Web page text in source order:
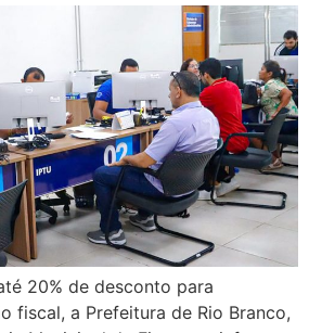
20% de desconto para
fiscal, a Prefeitura de Rio Branco,